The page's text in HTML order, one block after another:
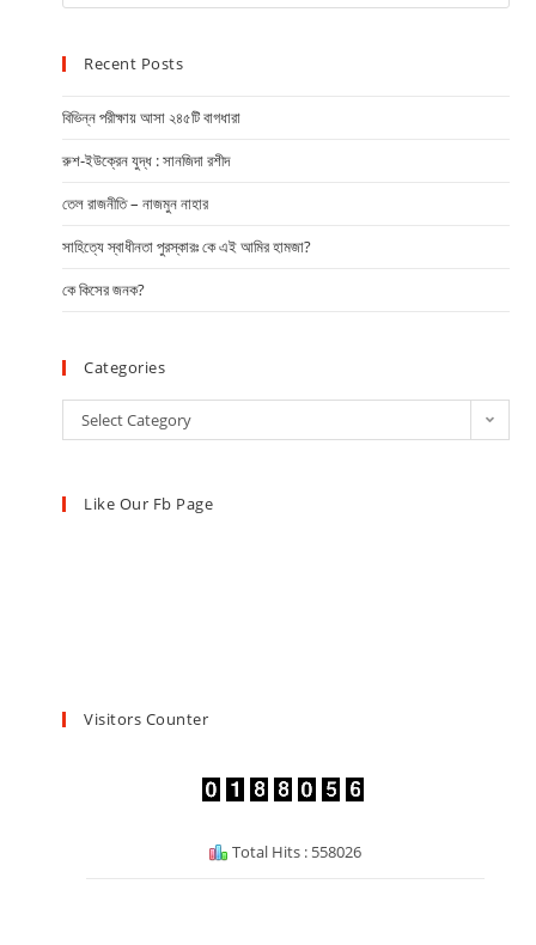
Recent Posts
বিভিন্ন পরীক্ষায় আসা ২৪৫টি বাগধারা
রুশ-ইউক্রেন যুদ্ধ : সানজিদা রশীদ
তেল রাজনীতি – নাজমুন নাহার
সাহিত্যে স্বাধীনতা পুরস্কারঃ কে এই আমির হামজা?
কে কিসের জনক?
Categories
Select Category
Like Our Fb Page
Visitors Counter
Total Hits : 558026